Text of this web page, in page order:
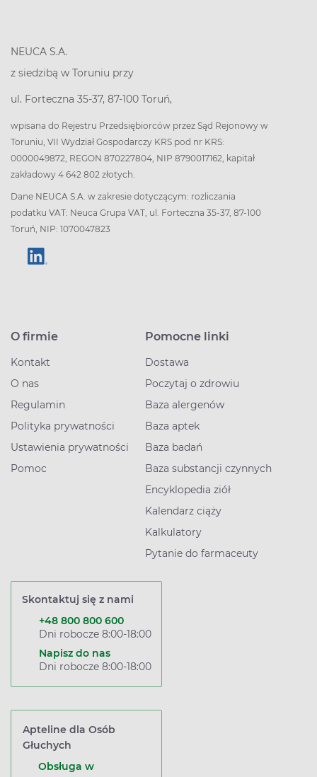
NEUCA S.A.
z siedzibą w Toruniu przy
ul. Forteczna 35-37, 87-100 Toruń,
wpisana do Rejestru Przedsiębiorców przez Sąd Rejonowy w
Toruniu, VII Wydział Gospodarczy KRS pod nr KRS:
0000049872, REGON 870227804, NIP 8790017162, kapitał
zakładowy 4 642 802 złotych.
Dane NEUCA S.A. w zakresie dotyczącym: rozliczania
podatku VAT: Neuca Grupa VAT, ul. Forteczna 35-37, 87-100
Toruń, NIP: 1070047823
O firmie
Kontakt
O nas
Regulamin
Polityka prywatności
Ustawienia prywatności
Pomoc
Pomocne linki
Dostawa
Poczytaj o zdrowiu
Baza alergenów
Baza aptek
Baza badań
Baza substancji czynnych
Encyklopedia ziół
Kalendarz ciąży
Kalkulatory
Pytanie do farmaceuty
Skontaktuj się z nami
+48 800 800 600
Dni robocze 8:00-18:00
Napisz do nas
Dni robocze 8:00-18:00
Apteline dla Osób
Głuchych
Obsługa w